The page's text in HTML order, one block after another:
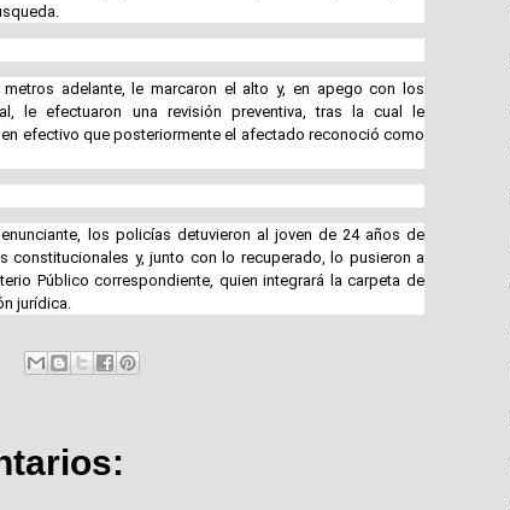
adelante, le marcaron el alto y, en apego con los
le efectuaron una revisión preventiva, tras la cual le
efectivo que posteriormente el afectado reconoció como
los policías detuvieron al joven de 24 años de
constitucionales y, junto con lo recuperado, lo pusieron a
Público correspondiente, quien integrará la carpeta de
jurídica.